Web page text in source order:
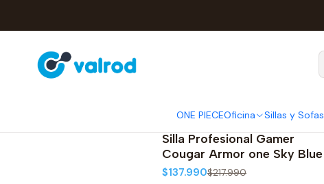
ONE PIECEOficina Sillas y Sofas
3MAOSNXB.0001|Cougar
Silla Profesional Gamer
Cougar Armor one Sky Blue
$137.990$217.990